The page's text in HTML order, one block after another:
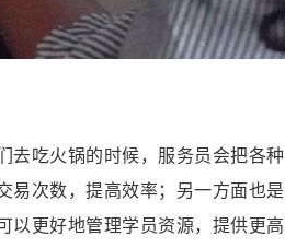
吃火锅的时候，服务员会把各种
次数，提高效率；另一方面也
更好地管理学员资源，提供更